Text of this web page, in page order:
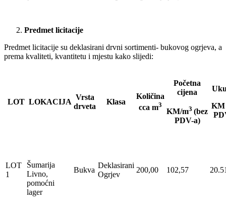
Predmet licitacije
Predmet licitacije su deklasirani drvni sortimenti- bukovog ogrjeva, a
prema kvaliteti, kvantitetu i mjestu kako slijedi:
LOT LOKACIJA
Vrsta
drveta
Klasa
Količina
cca m3
Početna
cijena
KM/m3 (bez
PDV-a)
KM
LOT
1
Šumarija
Livno,
pomoćni
lager
Bukva
Deklasirani
Ogrjev
200,00 102,57